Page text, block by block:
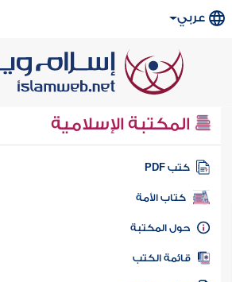
عربي
المكتبة الإسلامية
كتب PDF
كتاب الأمة
المكتبة